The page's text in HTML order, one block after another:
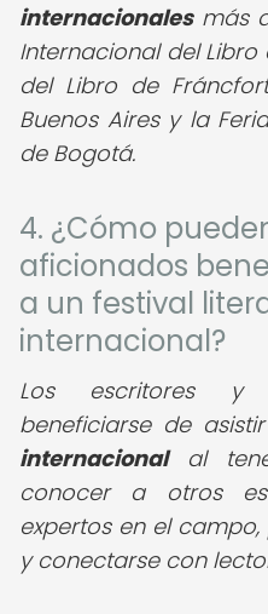
internacionalesmás
Internacional del Libro
del Libro de
Buenos Aires y la
de Bogotá.
4. ¿Cómo
aficionados
a un festival
internacional?
Los escritores y
beneficiarse de
internacionalal
conocer a otros
expertos en el
y conectarse con